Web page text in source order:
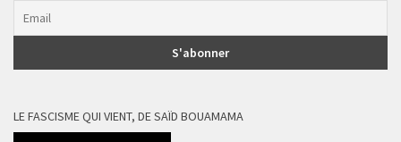
LE FASCISME QUI VIENT, DE SAÏD BOUAMAMA